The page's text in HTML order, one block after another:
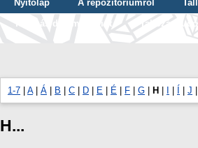
Nyitólap A repozitóriumról
Tallózás dátum szerint
Tallózás
1-7 A| Á B C D E É F G H J
H...